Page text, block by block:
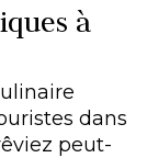
à
dans
peut-